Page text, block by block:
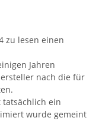
zu lesen einen
Jahren
nach die für
tatsächlich ein
wurde gemeint